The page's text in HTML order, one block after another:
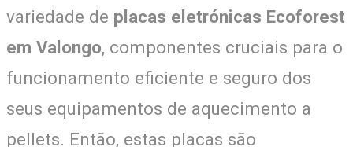
variedade de placas eletrónicas Ecoforest
em Valongo, componentes cruciais para o
funcionamento eficiente e seguro dos
seus equipamentos de aquecimento a
pellets. Então, estas placas são